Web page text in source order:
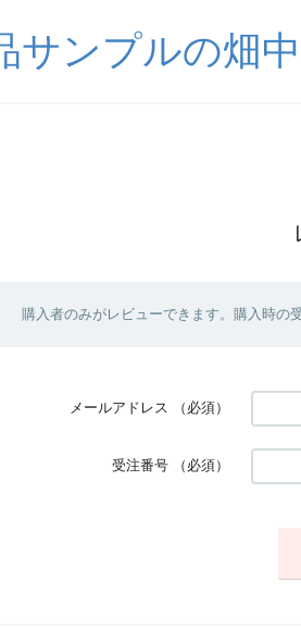
サンプルの畑
購入者のみがレビューできます。購入時の
メールアドレス （必須）
受注番号 （必須）